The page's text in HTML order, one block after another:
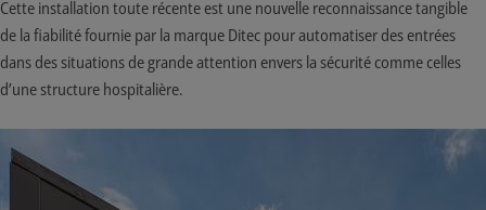
Cette installation toute récente est une nouvelle reconnaissance tangible
de la fiabilité fournie par la marque Ditec pour automatiser des entrées
dans des situations de grande attention envers la sécurité comme celles
d’une structure hospitalière.